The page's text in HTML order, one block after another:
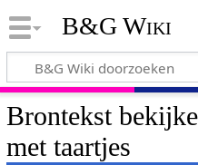
B&G Wiki
Brontekst
met taartjes